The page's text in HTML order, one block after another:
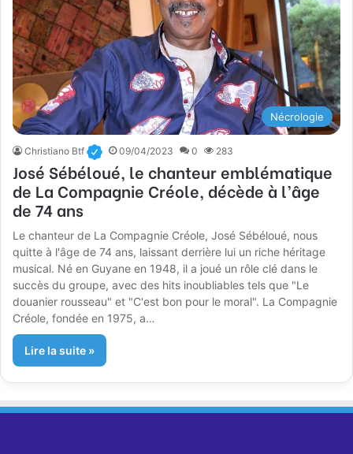
Nécrologie
Christiano Btf 09/04/2023 0 283
José Sébéloué, le chanteur emblématique
de La Compagnie Créole, décède à l’âge
de 74 ans
Le chanteur de La Compagnie Créole, José Sébéloué, nous
quitte à l'âge de 74 ans, laissant derrière lui un riche héritage
musical. Né en Guyane en 1948, il a joué un rôle clé dans le
succès du groupe, avec des hits inoubliables tels que "Le
douanier rousseau" et "C'est bon pour le moral". La Compagnie
Créole, fondée en 1975, a…
Lire la suite »